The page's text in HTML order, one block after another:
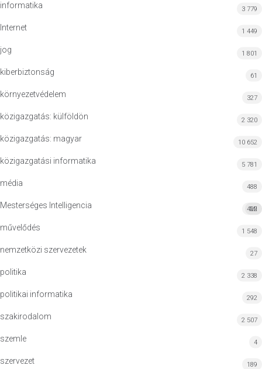
informatika 3 779
Internet 1 449
jog 1 801
kiberbiztonság 61
környezetvédelem 327
közigazgatás: külföldön 2 320
közigazgatás: magyar 10 652
közigazgatási informatika 5 781
média 488
Mesterséges Intelligencia MI
422
művelődés 1 548
nemzetközi szervezetek 27
politika 2 338
politikai informatika 292
szakirodalom 2 507
szemle 4
szervezet 189